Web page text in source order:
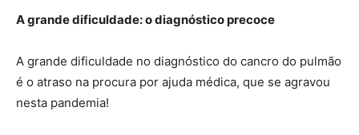
A grande dificuldade: o diagnóstico precoce
A grande dificuldade no diagnóstico do cancro do pulmão
é o atraso na procura por ajuda médica, que se agravou
nesta pandemia!